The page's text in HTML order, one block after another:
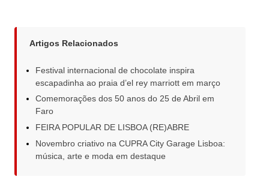
Artigos Relacionados
Festival internacional de chocolate inspira
escapadinha ao praia d’el rey marriott em março
Comemorações dos 50 anos do 25 de Abril em
Faro
FEIRA POPULAR DE LISBOA (RE)ABRE
Novembro criativo na CUPRA City Garage Lisboa:
música, arte e moda em destaque